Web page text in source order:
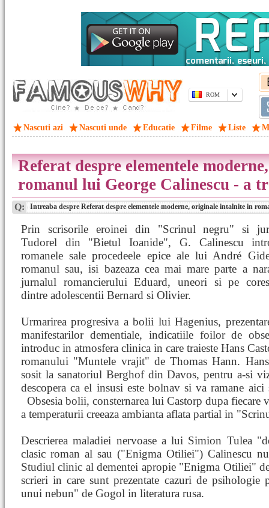
ROM
Nascuti azi Nascuti unde Educatie Filme Liste
Referat despre elementele
romanul lui George Calinescu - a
Q: Intreaba despre Referat despre elementele moderne, originale intalnite in
Prin scrisorile eroinei din "Scrinul negru" si
Tudorel din "Bietul Ioanide", G. Calinescu
romanele sale procedeele epice ale lui André
romanul sau, isi bazeaza cea mai mare parte a
jurnalul romancierului Eduard, uneori si pe
dintre adolescentii Bernard si Olivier.
Urmarirea progresiva a bolii lui Hagenius,
manifestarilor dementiale, indicatiile foilor de
introduc in atmosfera clinica in care traieste Hans
romanului "Muntele vrajit" de Thomas Hann.
sosit la sanatoriul Berghof din Davos, pentru a-si
descopera ca el insusi este bolnav si va ramane aici
Obsesia bolii, consternarea lui Castorp dupa fiecare
a temperaturii creeaza ambianta aflata partial in
Descrierea maladiei nervoase a lui Simion Tulea
clasic roman al sau ("Enigma Otiliei") Calinescu
Studiul clinic al dementei apropie "Enigma Otiliei"
scrieri in care sunt prezentate cazuri de psihologie
unui nebun" de Gogol in literatura rusa.